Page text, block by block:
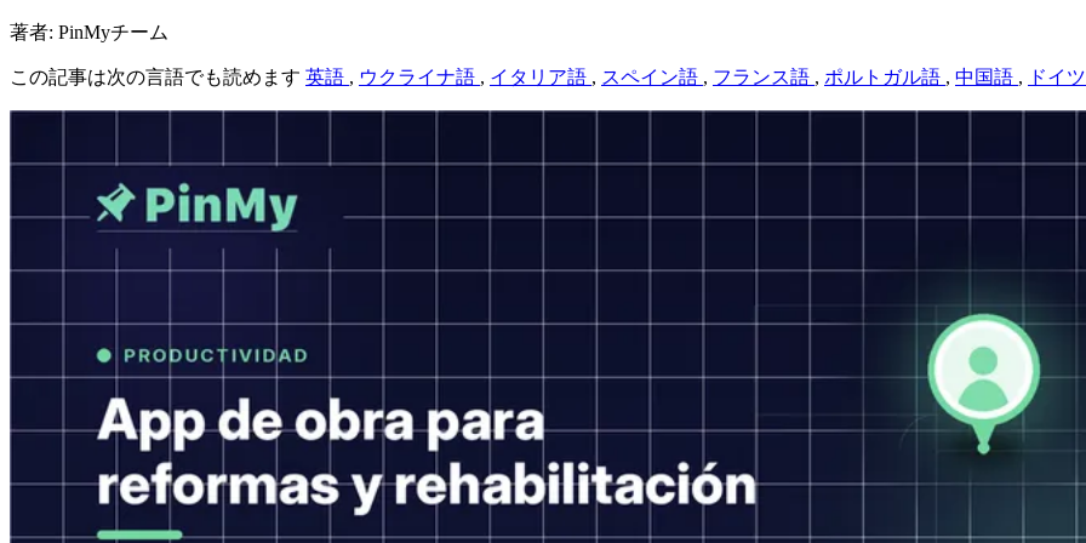
著者: PinMyチーム
この記事は次の言語でも読めます 英語 , ウクライナ語 , イタリア語 , スペイン語 , フランス語 , ポルトガル語 , 中国語 , ドイ